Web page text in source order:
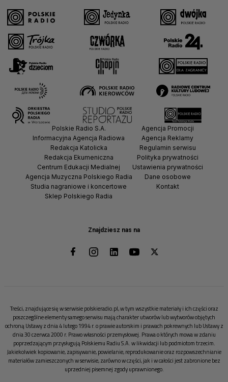
Znajdziesz nas na
Polskie Radio S.A.
Informacyjna Agencja Radiowa
Redakcja Katolicka
Redakcja Ekumeniczna
Centrum Edukacji Medialnej
Agencja Muzyczna Polskiego Radia
Studia nagraniowe i koncertowe
Sklep Polskiego Radia
Agencja Promocji
Agencja Reklamy
Regulamin serwisu
Polityka prywatności
Ustawienia prywatności
Dane osobowe
Kontakt
Treści, znajdujące się w serwisie polskieradio.pl, w tym wszystkie materiały i ich części oraz
poszczególne elementy samego serwisu mają charakter utworów lub wytworów objętych
ochroną Ustawy z dnia 4 lutego 1994 r. o prawie autorskim i prawach pokrewnych lub Ustawy z
dnia 30 czerwca 2000 r. Prawo własności przemysłowej. Prawa o których mowa w zdaniu
poprzedzającym przysługują Polskiemu Radiu S.A. w likwidacji lub podmiotom trzecim.
Jakiekolwiek kopiowanie, zapisywanie, powielanie, reprodukowanie oraz rozpowszechnianie
materiałów zamieszczonych w serwisie, zarówno w części, jak i w całości jest zabronione bez
uprzedniej pisemnej zgody uprawnionego.